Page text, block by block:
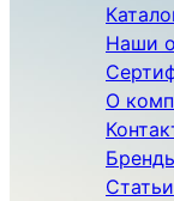
Наши
О
Статьи